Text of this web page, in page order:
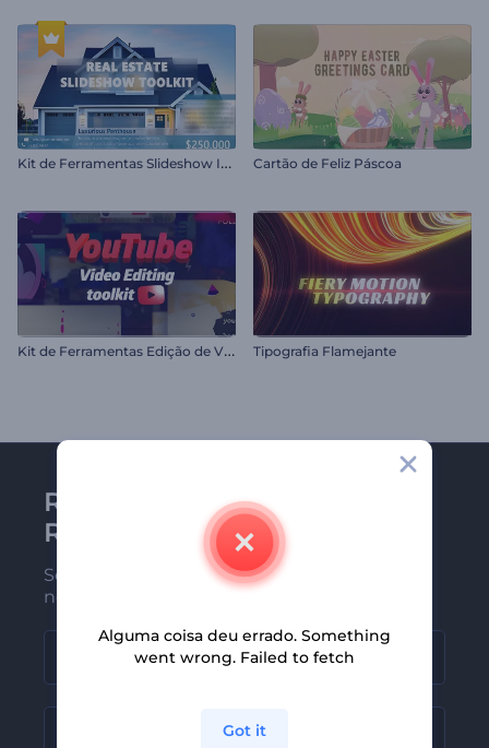
K
it de Ferramentas Slideshow Imobiliário Cartão de Feliz Páscoa
K
it de Ferramentas Edição de Vídeo YouTube Tipografia Flamejante
Receba a newsletter da
Renderforest
Seja um dos primeiros a receber
nossas últimas novidades e ofertas
Alguma coisa deu errado. Something
went wrong. Failed to fetch
Got it